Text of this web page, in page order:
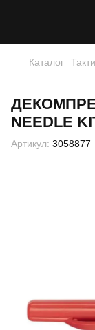
Каталог
NEEDLE
Артикул: 3058877